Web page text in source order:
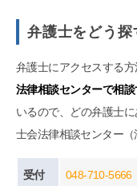
弁護士をどう探
弁護士にアクセスする
法律相談センターで相談
いるので、どの弁護士
士会法律相談センター（
受付
048-710-5666